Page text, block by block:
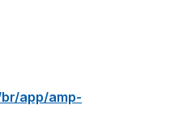
app/amp-